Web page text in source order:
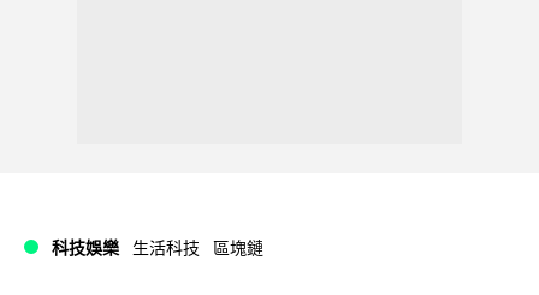
科技娛樂 生活科技 區塊鏈